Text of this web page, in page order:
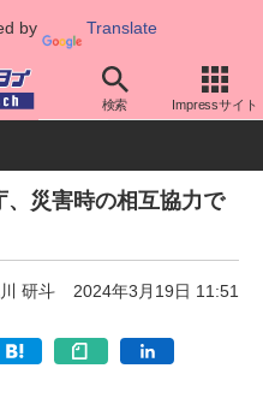
by Translate
検索 Impressサイト
サポート
災害時の相互協力で
研斗 2024年3月19日 11:51